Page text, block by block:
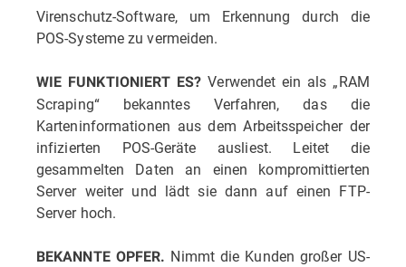
Virenschutz-Software, um Erkennung durch die
POS-Systeme zu vermeiden.
WIE FUNKTIONIERT ES? Verwendet ein als „RAM
Scraping“ bekanntes Verfahren, das die
Karteninformationen aus dem Arbeitsspeicher der
infizierten POS-Geräte ausliest. Leitet die
gesammelten Daten an einen kompromittierten
Server weiter und lädt sie dann auf einen FTP-
Server hoch.
BEKANNTE OPFER. Nimmt die Kunden großer US-